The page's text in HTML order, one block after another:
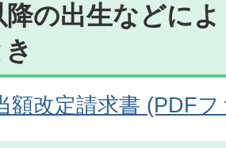
降の出生などに
額改定請求書 (PDF